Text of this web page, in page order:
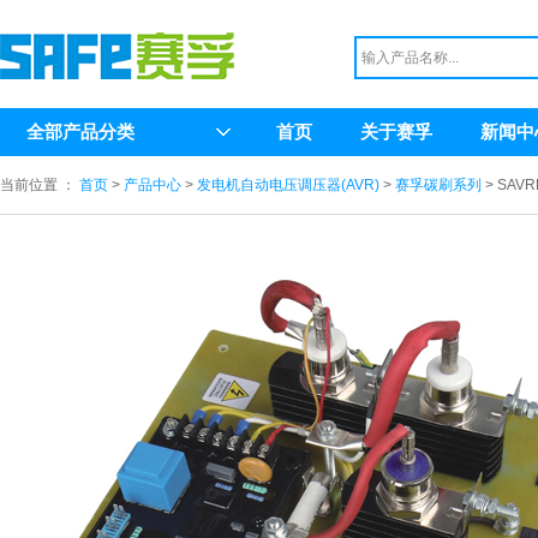
全部产品分类 首页 关于赛孚 新闻
当前位置 ： 首页 > 产品中心 > 发电机自动电压调压器(AVR) > 赛孚碳刷系列 >